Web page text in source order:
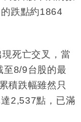
跌點約1864
死亡交叉，當
至8/9台股的最
積跌幅雖然只
2,537點，已滿